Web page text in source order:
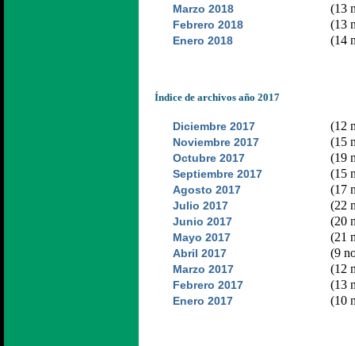
Marzo 2018 (13
Febrero 2018 (13
Enero 2018 (14
Índice de archivos año 2017
Diciembre 2017 (12
Noviembre 2017 (15
Octubre 2017 (19
Septiembre 2017 (15
Agosto 2017 (17
Julio 2017 (22
Junio 2017 (20
Mayo 2017 (21
Abril 2017 (9
Marzo 2017 (12
Febrero 2017 (13
Enero 2017 (10